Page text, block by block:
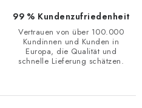
99 % Kundenzufriedenheit
Vertrauen von über 100.000
Kundinnen und Kunden in
Europa, die Qualität und
schnelle Lieferung schätzen.